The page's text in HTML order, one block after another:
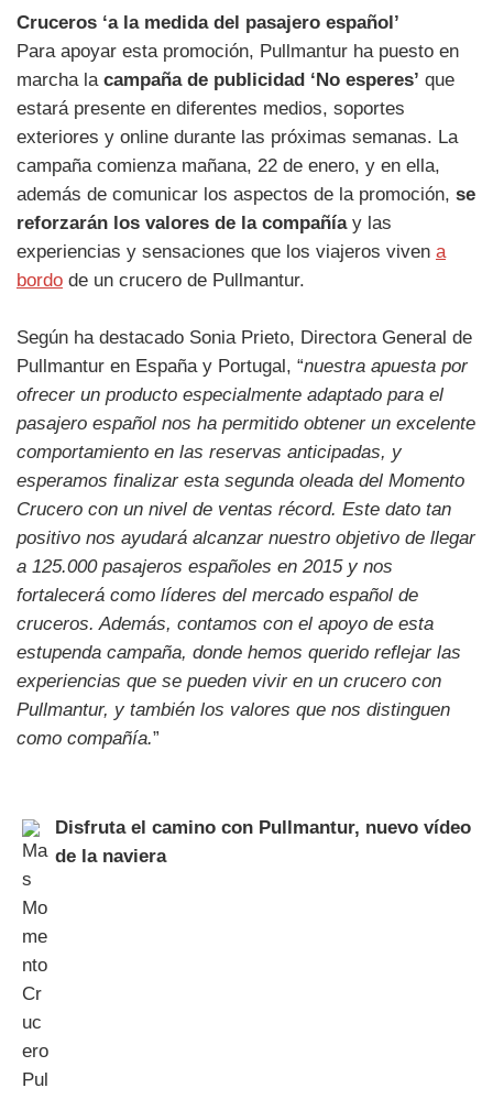
Cruceros ‘a la medida del pasajero español’
Para apoyar esta promoción, Pullmantur ha puesto en
marcha la campaña de publicidad ‘No esperes’ que
estará presente en diferentes medios, soportes
exteriores y online durante las próximas semanas. La
campaña comienza mañana, 22 de enero, y en ella,
además de comunicar los aspectos de la promoción, se
reforzarán los valores de la compañíay las
experiencias y sensaciones que los viajeros viven a
bordo de un crucero de Pullmantur.
Según ha destacado Sonia Prieto, Directora General de
Pullmantur en España y Portugal, “nuestra apuesta por
ofrecer un producto especialmente adaptado para el
pasajero español nos ha permitido obtener un excelente
comportamiento en las reservas anticipadas, y
esperamos finalizar esta segunda oleada del Momento
Crucero con un nivel de ventas récord. Este dato tan
positivo nos ayudará alcanzar nuestro objetivo de llegar
a 125.000 pasajeros españoles en 2015 y nos
fortalecerá como líderes del mercado español de
cruceros. Además, contamos con el apoyo de esta
estupenda campaña, donde hemos querido reflejar las
experiencias que se pueden vivir en un crucero con
Pullmantur, y también los valores que nos distinguen
como compañía.”
Disfruta el camino con Pullmantur, nuevo vídeo
de la naviera